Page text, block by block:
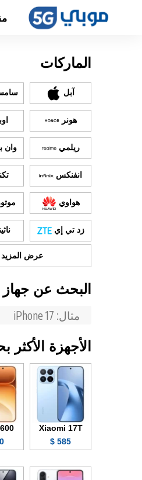
الماركات
آبل
هونر
ريلمي وان
انفنكس
هواوي
زد تي إي
عرض المزيد
البحث عن جهاز
الأجهزة الأكثر
Xiaomi 17T
585 $